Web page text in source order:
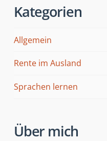
Kategorien
Allgemein
Rente im Ausland
Sprachen lernen
Über mich